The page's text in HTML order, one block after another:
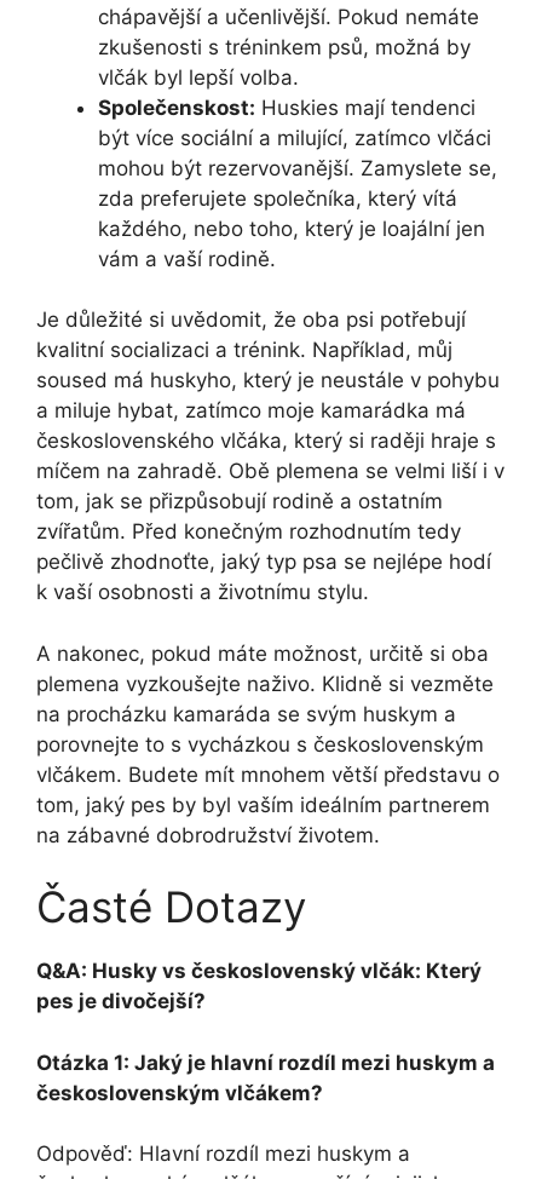
chápavější a učenlivější. Pokud nemáte
zkušenosti s tréninkem psů, možná by
vlčák byl lepší volba.
Společenskost: Huskies mají tendenci
být více sociální a milující, zatímco vlčáci
mohou být rezervovanější. Zamyslete se,
zda preferujete společníka, který vítá
každého, nebo toho, který je loajální jen
vám a vaší rodině.
Je důležité si uvědomit, že oba psi potřebují
kvalitní socializaci a trénink. Například, můj
soused má huskyho, který je neustále v pohybu
a miluje hybat, zatímco moje kamarádka má
československého vlčáka, který si raději hraje s
míčem na zahradě. Obě plemena se velmi liší i v
tom, jak se přizpůsobují rodině a ostatním
zvířatům. Před konečným rozhodnutím tedy
pečlivě zhodnoťte, jaký typ psa se nejlépe hodí
k vaší osobnosti a životnímu stylu.
A nakonec, pokud máte možnost, určitě si oba
plemena vyzkoušejte naživo. Klidně si vezměte
na procházku kamaráda se svým huskym a
porovnejte to s vycházkou s československým
vlčákem. Budete mít mnohem větší představu o
tom, jaký pes by byl vaším ideálním partnerem
na zábavné dobrodružství životem.
Časté Dotazy
Q&A: Husky vs československý vlčák: Který
pes je divočejší?
Otázka 1: Jaký je hlavní rozdíl mezi huskym a
československým vlčákem?
Odpověď: Hlavní rozdíl mezi huskym a